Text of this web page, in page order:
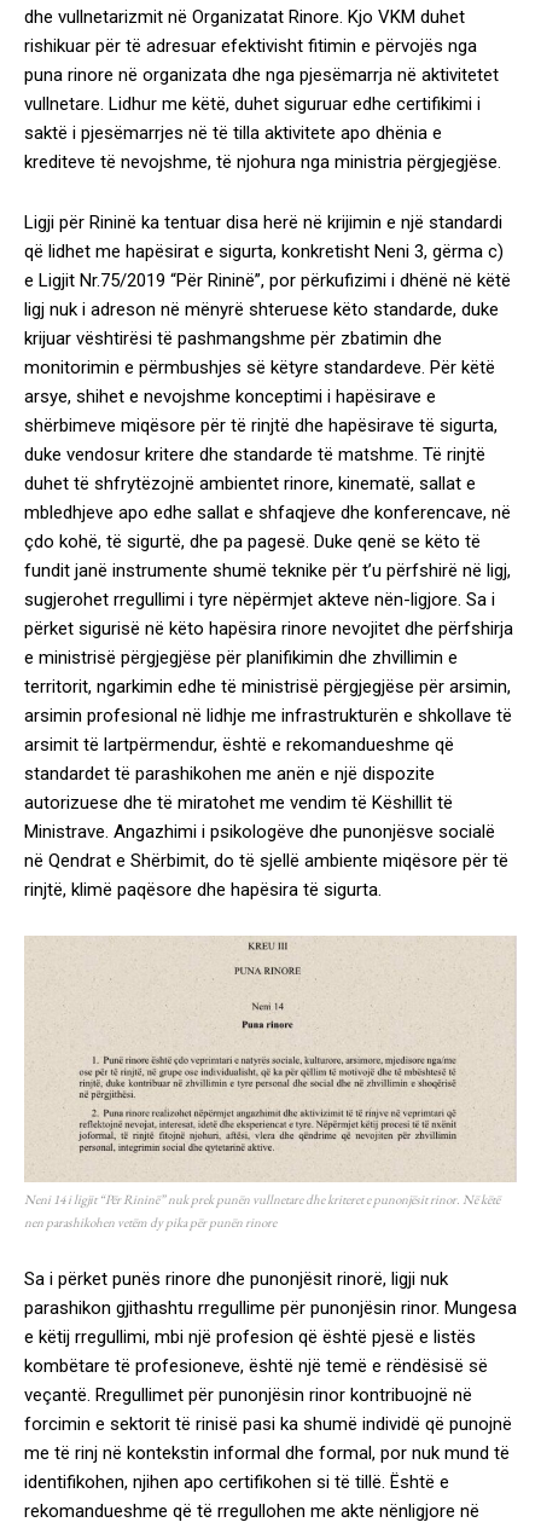
dhe vullnetarizmit në Organizatat Rinore. Kjo VKM duhet
rishikuar për të adresuar efektivisht fitimin e përvojës nga
puna rinore në organizata dhe nga pjesëmarrja në aktivitetet
vullnetare. Lidhur me këtë, duhet siguruar edhe certifikimi i
saktë i pjesëmarrjes në të tilla aktivitete apo dhënia e
krediteve të nevojshme, të njohura nga ministria përgjegjëse.
Ligji për Rininë ka tentuar disa herë në krijimin e një standardi
që lidhet me hapësirat e sigurta, konkretisht Neni 3, gërma c)
e Ligjit Nr.75/2019 “Për Rininë”, por përkufizimi i dhënë në këtë
ligj nuk i adreson në mënyrë shteruese këto standarde, duke
krijuar vështirësi të pashmangshme për zbatimin dhe
monitorimin e përmbushjes së këtyre standardeve. Për këtë
arsye, shihet e nevojshme konceptimi i hapësirave e
shërbimeve miqësore për të rinjtë dhe hapësirave të sigurta,
duke vendosur kritere dhe standarde të matshme. Të rinjtë
duhet të shfrytëzojnë ambientet rinore, kinematë, sallat e
mbledhjeve apo edhe sallat e shfaqjeve dhe konferencave, në
çdo kohë, të sigurtë, dhe pa pagesë. Duke qenë se këto të
fundit janë instrumente shumë teknike për t’u përfshirë në ligj,
sugjerohet rregullimi i tyre nëpërmjet akteve nën-ligjore. Sa i
përket sigurisë në këto hapësira rinore nevojitet dhe përfshirja
e ministrisë përgjegjëse për planifikimin dhe zhvillimin e
territorit, ngarkimin edhe të ministrisë përgjegjëse për arsimin,
arsimin profesional në lidhje me infrastrukturën e shkollave të
arsimit të lartpërmendur, është e rekomandueshme që
standardet të parashikohen me anën e një dispozite
autorizuese dhe të miratohet me vendim të Këshillit të
Ministrave. Angazhimi i psikologëve dhe punonjësve socialë
në Qendrat e Shërbimit, do të sjellë ambiente miqësore për të
rinjtë, klimë paqësore dhe hapësira të sigurta.
Neni 14 i ligjit “Për Rininë” nuk prek punën vullnetare dhe kriteret e punonjësit rinor. Në këtë
nen parashikohen vetëm dy pika për punën rinore
Sa i përket punës rinore dhe punonjësit rinorë, ligji nuk
parashikon gjithashtu rregullime për punonjësin rinor. Mungesa
e këtij rregullimi, mbi një profesion që është pjesë e listës
kombëtare të profesioneve, është një temë e rëndësisë së
veçantë. Rregullimet për punonjësin rinor kontribuojnë në
forcimin e sektorit të rinisë pasi ka shumë individë që punojnë
me të rinj në kontekstin informal dhe formal, por nuk mund të
identifikohen, njihen apo certifikohen si të tillë. Është e
rekomandueshme që të rregullohen me akte nënligjore në